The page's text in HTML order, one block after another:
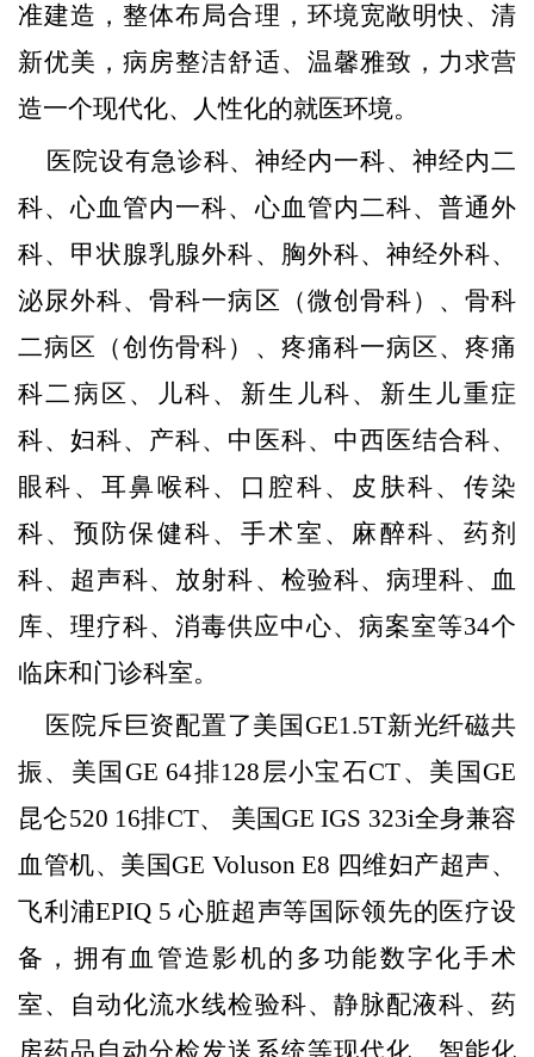
准建造，整体布局合理，环境宽敞明快、清
新优美，病房整洁舒适、温馨雅致，力求营
造一个现代化、人性化的就医环境。
医院设有急诊科、神经内一科、神经内二
科、心血管内一科、心血管内二科、普通外
科、甲状腺乳腺外科、胸外科、神经外科、
泌尿外科、骨科一病区（微创骨科）、骨科
二病区（创伤骨科）、疼痛科一病区、疼痛
科二病区、儿科、新生儿科、新生儿重症
科、妇科、产科、中医科、中西医结合科、
眼科、耳鼻喉科、口腔科、皮肤科、传染
科、预防保健科、手术室、麻醉科、药剂
科、超声科、放射科、检验科、病理科、血
库、理疗科、消毒供应中心、病案室等34个
临床和门诊科室。
医院斥巨资配置了美国GE1.5T新光纤磁共
振、美国GE 64排128层小宝石CT、美国GE
昆仑520 16排CT、 美国GE IGS 323i全身兼容
血管机、美国GE Voluson E8 四维妇产超声、
飞利浦EPIQ 5 心脏超声等国际领先的医疗设
备，拥有血管造影机的多功能数字化手术
室、自动化流水线检验科、静脉配液科、药
房药品自动分检发送系统等现代化、智能化